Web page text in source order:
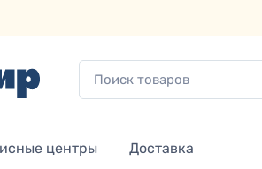
центры Доставка